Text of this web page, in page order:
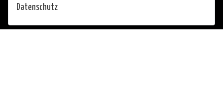
Datenschutz